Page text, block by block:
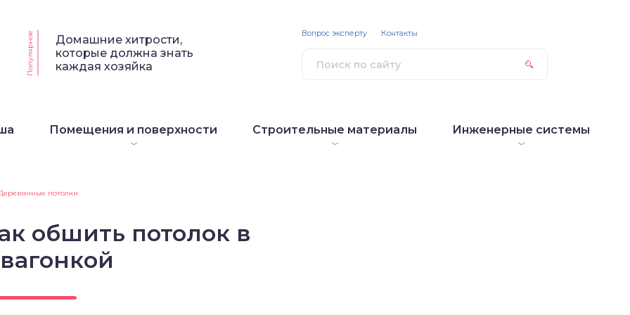
Популярное
Домашние хитрости,
которые должна знать
каждая хозяйка
Помещения и поверхности Строительные материалы Инженерные системы
Вопрос эксперту Контакты
потолки
обшить потолок в